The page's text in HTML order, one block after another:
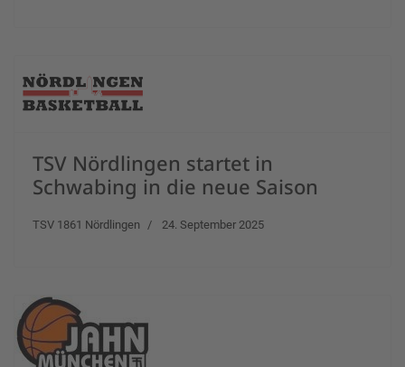
TSV Nördlingen startet in
Schwabing in die neue Saison
TSV 1861 Nördlingen 24. September 2025